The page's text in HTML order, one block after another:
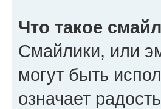
Что такое
Смайлики, или
могут быть
означает